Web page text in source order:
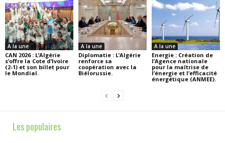
A la une
CAN 2026 : L’Algérie
s’offre la Cote d’Ivoire
(2-1) et son billet pour
le Mondial.
A la une
Diplomatie : L’Algérie
renforce sa
coopération avec la
Biélorussie.
A la une
Energie : Création de
l’Agence nationale
pour la maîtrise de
l’énergie et l’efficacité
énergétique (ANMEE).
Les populaires